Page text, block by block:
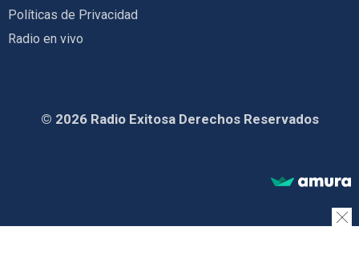
Políticas de Privacidad
Radio en vivo
© 2026 Radio Exitosa Derechos Reservados